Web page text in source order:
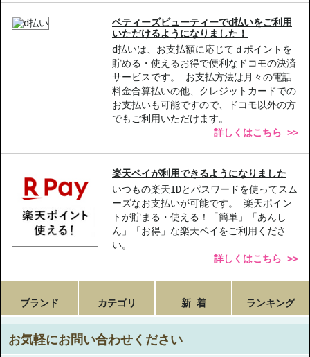
ベティーズビューティーでd払いをご利用
いただけるようになりました！
d払いは、お支払額に応じてｄポイントを
貯める・使えるお得で便利なドコモの決済
サービスです。 お支払方法は月々の電話
料金合算払いの他、クレジットカードでの
お支払いも可能ですので、ドコモ以外の方
でもご利用いただけます。
詳しくはこちら >>
楽天ペイが利用できるようになりました
いつもの楽天IDとパスワードを使ってスム
ーズなお支払いが可能です。 楽天ポイン
トが貯まる・使える！「簡単」「あんし
ん」「お得」な楽天ペイをご利用くださ
い。
詳しくはこちら >>
ブランド カテゴリ 新 着 ランキング
お気軽にお問い合わせください